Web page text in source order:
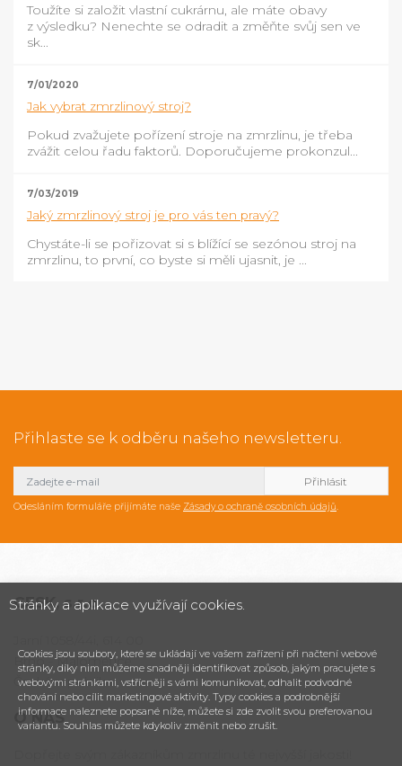
Toužíte si založit vlastní cukrárnu, ale máte obavy
z výsledku? Nenechte se odradit a změňte svůj sen ve
sk...
7/01/2020
Jak vybrat zmrzlinový stroj?
Pokud zvažujete pořízení stroje na zmrzlinu, je třeba
zvážit celou řadu faktorů. Doporučujeme prokonzul...
7/03/2019
Jaký zmrzlinový stroj je pro vás ten pravý?
Chystáte-li se pořizovat si s blížící se sezónou stroj na
zmrzlinu, to první, co byste si měli ujasnit, je ...
Přihlaste se k odběru našeho newsletteru.
Odesláním formuláře přijímáte naše Zásady o ochraně osobních údajů.
CESK,s.r.o.
Brno - Maloměřice
Česká republika
O NÁS
Stránky a aplikace využívají cookies.
Cookies jsou soubory, které se ukládají ve vašem zařízení při načtení webové
stránky, díky nim můžeme snadněji identifikovat způsob, jakým pracujete s
webovými stránkami, vstřícněji s vámi komunikovat, odhalit podvodné
chování nebo cílit marketingové aktivity. Typy cookies a podrobnější
informace naleznete popsané níže, můžete si zde zvolit svou preferovanou
variantu. Souhlas můžete kdykoliv změnit nebo zrušit.